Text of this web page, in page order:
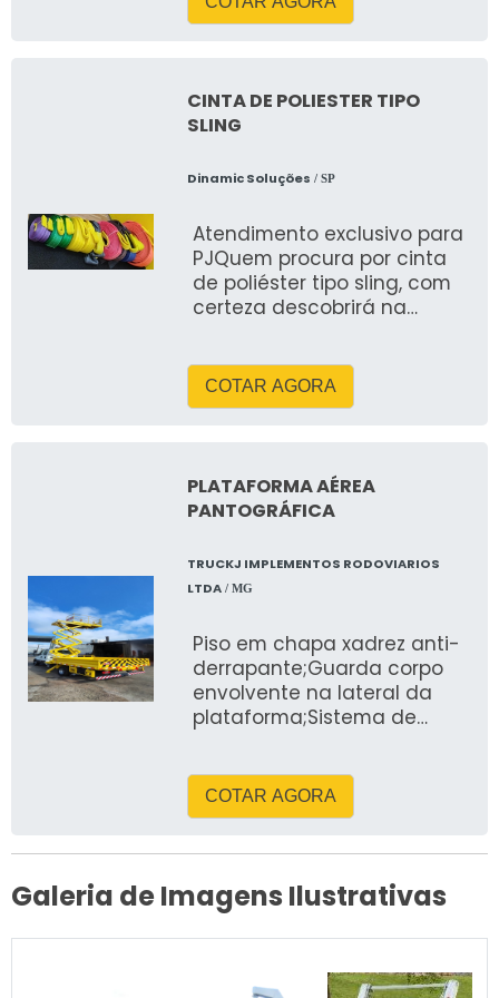
equipamentos revisados,
foco em agilidade,
segurança e custo-
CINTA DE POLIESTER TIPO
SLING
Dinamic Soluções / SP
Atendimento exclusivo para
PJQuem procura por cinta
de poliéster tipo sling, com
certeza descobrirá na
COTAR AGORA
PLATAFORMA AÉREA
PANTOGRÁFICA
TRUCKJ IMPLEMENTOS RODOVIARIOS
LTDA/ MG
Piso em chapa xadrez anti-
derrapante;Guarda corpo
envolvente na lateral da
plataforma;Sistema de
acionamento
reforçado;Sistema de
força pneumática com
bomba acoplada;Comando
hidráulico duplo, na
com conjunto de
COTAR AGORA
Galeria de Imagens Ilustrativas